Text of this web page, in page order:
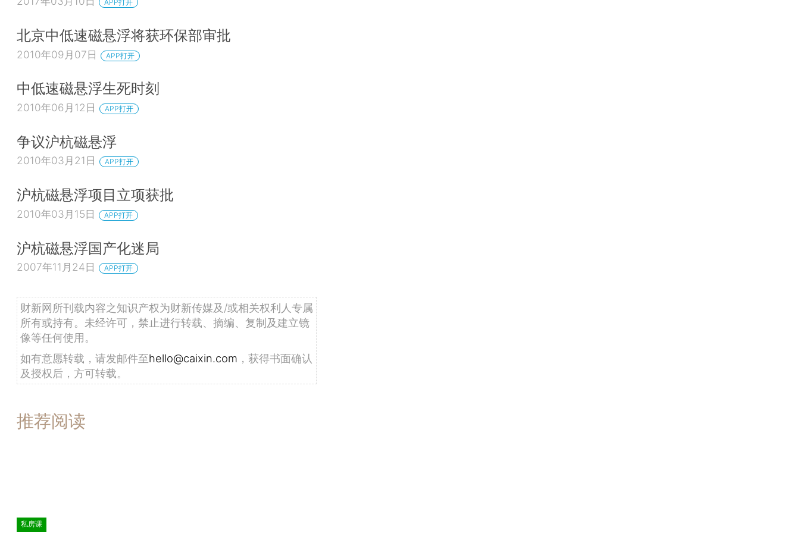
APP打开
北京中低速磁悬浮将获环保部审批
2010年09月07日 APP打开
中低速磁悬浮生死时刻
2010年06月12日 APP打开
争议沪杭磁悬浮
2010年03月21日 APP打开
沪杭磁悬浮项目立项获批
2010年03月15日 APP打开
沪杭磁悬浮国产化迷局
2007年11月24日 APP打开
财新网所刊载内容之知识产权为财新传媒及/或相关权利人专属
所有或持有。未经许可，禁止进行转载、摘编、复制及建立镜
像等任何使用。
如有意愿转载，请发邮件至hello@caixin.com ，获得书面确认
及授权后，方可转载。
推荐阅读
私房课